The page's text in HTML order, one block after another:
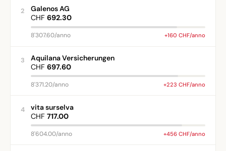
2
Galenos AG
CHF 692.30
8'307.60/anno +160 CHF/anno
3
Aquilana Versicherungen
CHF 697.60
8'371.20/anno +223 CHF/anno
4
vita surselva
CHF 717.00
8'604.00/anno +456 CHF/anno